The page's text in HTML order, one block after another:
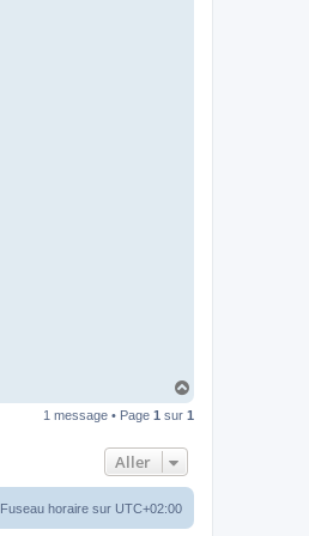
u
1 message • Page 1 sur 1
Aller
Fuseau horaire sur UTC+02:00